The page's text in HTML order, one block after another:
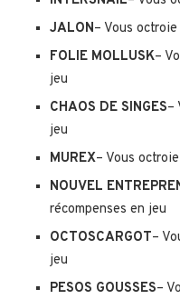
JALON– Vous
FOLIE MOLLUSK–
jeu
CHAOS DE SINGES–
jeu
MUREX– Vous
NOUVEL
récompenses en jeu
OCTOSCARGOT–
jeu
PESOS GOUSSES–